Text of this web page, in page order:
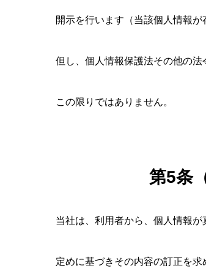
開示を行います（当該個人情報が
但し、個人情報保護法その他の法
この限りではありません。
第5条
当社は、利用者から、個人情報
定めに基づきその内容の訂正を